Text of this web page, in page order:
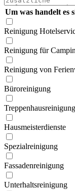
Um was handelt es
Reinigung
Reinigung für
Reinigung von
Büroreinigung
Treppen­hausreinigung
Hausmeister­dienste
Spezial­reinigung
Fassaden­reinigung
Unterhalts­reinigung